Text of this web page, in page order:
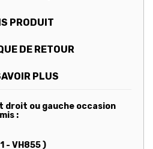
PRODUIT
DE RETOUR
PLUS
droit ou gauche occasion
:
- VH855 )